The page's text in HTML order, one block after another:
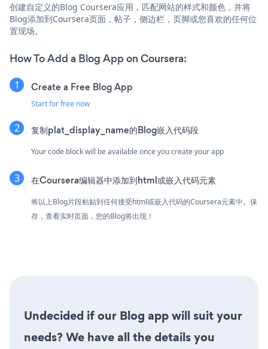
创建自定义的Blog Coursera应用，匹配网站的样式和颜色，并将
Blog添加到Coursera页面，帖子，侧边栏，页脚或您喜欢的任何位
置现场。
How To Add a Blog App on Coursera:
Create a Free Blog App
Start for free now
复制plat_display_name的Blog嵌入代码段
Your code block will be available once you create your app
在Coursera编辑器中添加到html或嵌入代码元素
将以上Blog片段粘贴到任何接受html或嵌入代码的Coursera元素中。保
存，查看实时页面，您的Blog将出现！
Undecided if our Blog app will suit your
needs? We have all the details you